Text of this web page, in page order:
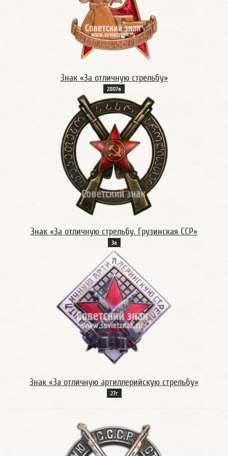
Знак «За отличную стрельбу»
2807в
Знак «За отличную стрельбу. Грузинская ССР»
3а
Знак «За отличную артиллерийскую стрельбу»
27г